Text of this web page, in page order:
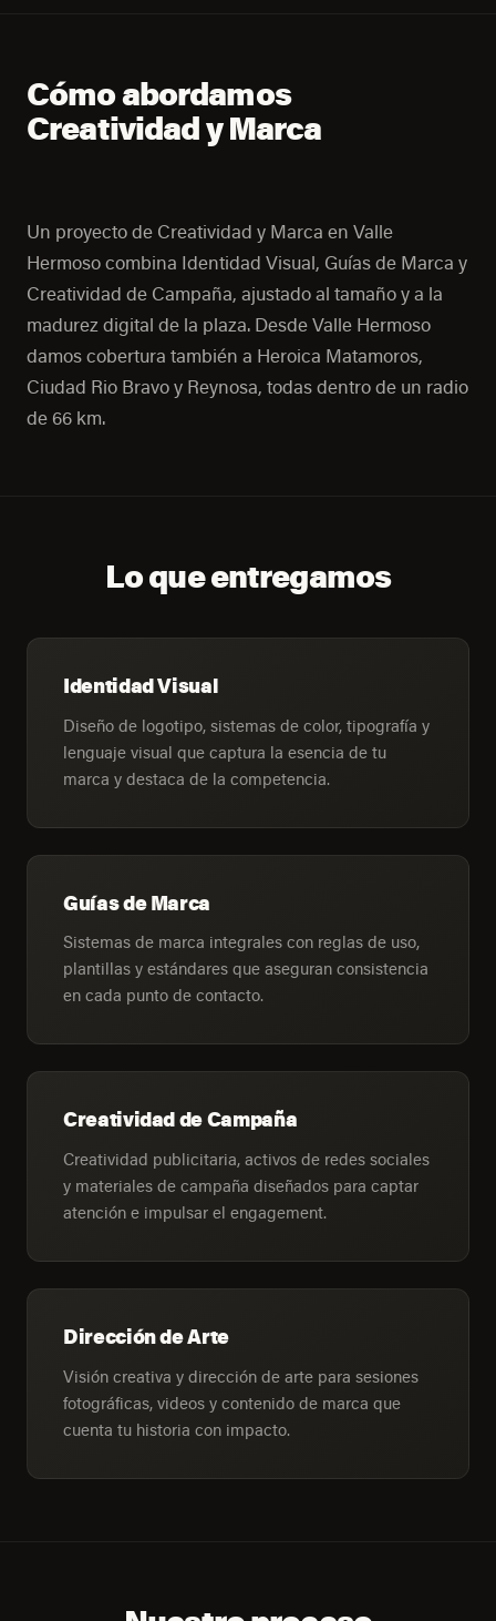
Cómo abordamos
Creatividad y Marca
Un proyecto de Creatividad y Marca en Valle
Hermoso combina Identidad Visual, Guías de Marca y
Creatividad de Campaña, ajustado al tamaño y a la
madurez digital de la plaza. Desde Valle Hermoso
damos cobertura también a Heroica Matamoros,
Ciudad Rio Bravo y Reynosa, todas dentro de un radio
de 66 km.
Lo que entregamos
Identidad Visual
Diseño de logotipo, sistemas de color, tipografía y
lenguaje visual que captura la esencia de tu
marca y destaca de la competencia.
Guías de Marca
Sistemas de marca integrales con reglas de uso,
plantillas y estándares que aseguran consistencia
en cada punto de contacto.
Creatividad de Campaña
Creatividad publicitaria, activos de redes sociales
y materiales de campaña diseñados para captar
atención e impulsar el engagement.
Dirección de Arte
Visión creativa y dirección de arte para sesiones
fotográficas, videos y contenido de marca que
cuenta tu historia con impacto.